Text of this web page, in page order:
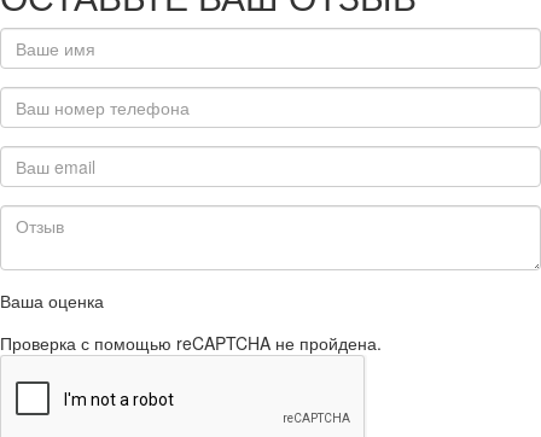
Ваша оценка
Проверка с помощью reCAPTCHA не пройдена.